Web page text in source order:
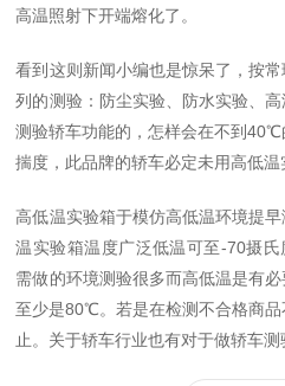
高温照射下开端熔化了。
看到这则新闻小编也是惊呆了，按
列的测验：防尘实验、防水实验、
测验轿车功能的，怎样会在不到
揣度，此品牌的轿车必定未用高低温
高低温实验箱于模仿高低温环境提
温实验箱温度广泛低温可至-70摄
需做的环境测验很多而高低温是有
至少是80℃。若是在检测不合格商
止。关于轿车行业也有对于做轿车测